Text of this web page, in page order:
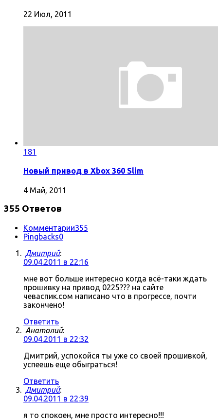
22 Июл, 2011
181
Новый привод в Xbox 360 Slim
4 Май, 2011
355 Ответов
Комментарии355
Pingbacks0
Дмитрий:
09.04.2011 в 22:16
мне вот больше интересно когда всё-таки ждать
прошивку на привод 0225??? на сайте
чеваспик.сом написано что в прогрессе, почти
закончено!
Ответить
Анатолий:
09.04.2011 в 22:32
Дмитрий, успокойся ты уже со своей прошивкой,
успеешь еще обыграться!
Ответить
Дмитрий:
09.04.2011 в 22:39
я то спокоен, мне просто интересно!!!